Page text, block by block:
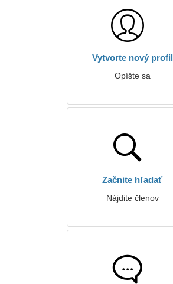
Vytvorte nový profil
Opíšte sa
Začnite hľadať
Nájdite členov